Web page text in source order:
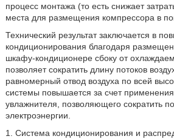
процесс монтажа (то есть снижает
места для размещения компрессора в
Технический результат заключается в
кондиционирования благодаря
шкафу-кондиционере сбоку от
позволяет сократить длину потоков
равномерный отвод воздуха по всей
системы повышается за счет применения
увлажнителя, позволяющего сократить
электроэнергии.
1. Система кондиционирования и